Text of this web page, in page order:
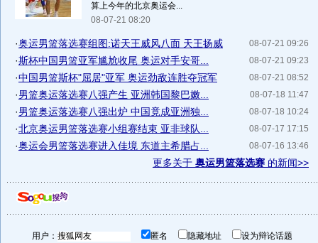
算上今年的北京奥运会...
08-07-21 08:20
08-07-21 09:26
·奥运男篮落选赛组图:诺天王威风八面 天王扬威
08-07-21 09:23
·斯杯中国男篮亚军尴尬收尾 奥运对手安哥...
08-07-21 08:52
·中国男篮斯杯"屈居"亚军 奥运劲敌连胜夺冠军
08-07-18 11:47
·男篮奥运落选赛八强产生 亚洲韩国黎巴嫩...
08-07-18 10:24
·男篮奥运落选赛八强出炉 中国竟成亚洲独...
08-07-17 17:15
·北京奥运男篮落选赛小组赛结束 亚非球队...
08-07-16 13:46
·奥运会男篮落选赛进入佳境 东道主希腊占...
更多关于 奥运男篮落选赛 的新闻>>
用户： 匿名 隐藏地址 设为辩论话题